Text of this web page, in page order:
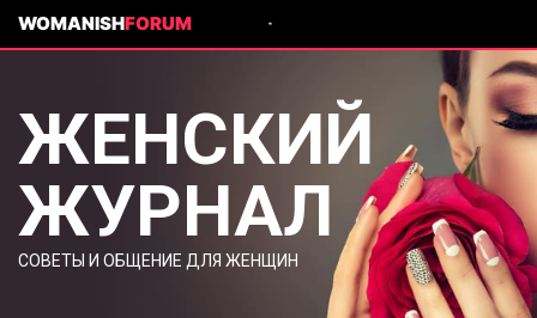
WOMANISHFORUM
ЖЕНСКИЙ
ЖУРНАЛ
СОВЕТЫ И ОБЩЕНИЕ ДЛЯ ЖЕНЩИН